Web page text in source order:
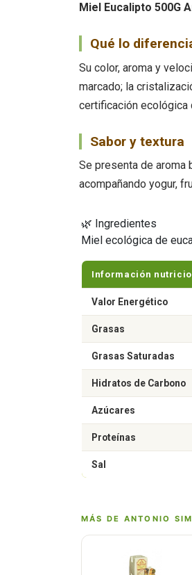
Miel Eucalipto 500G
Qué lo
Su color, aroma y
marcado; la
certificación ecológica
Sabor y textura
Se presenta de aroma
acompañando yogur,
🌿 Ingredientes
Miel ecológica de
Información
Valor Energético
Grasas
Grasas Saturadas
Hidratos de Carbono
Azúcares
Proteínas
Sal
MÁS DE ANTONIO